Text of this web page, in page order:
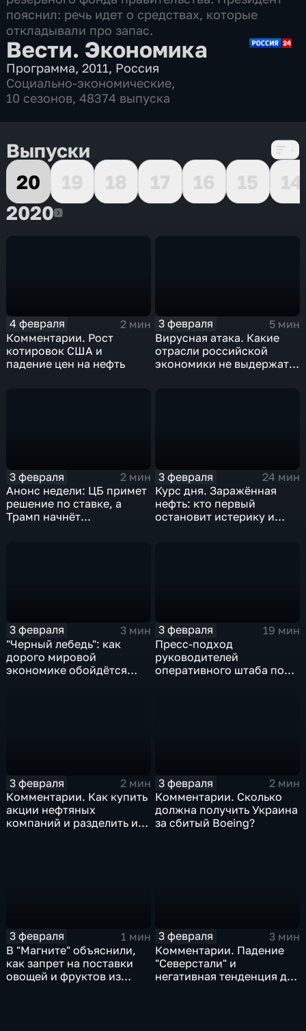
пояснил: речь идет о средствах, которые
откладывали про запас.
Вести. Экономика
Программа,2011, Россия
Социально-экономические,
10 сезонов, 48374 выпуска
Выпуски
20
19 18 17 16 15
14
20202020
4 февраля
2 мин
Комментарии. Рост
котировок США и
падение цен на нефть
3 февраля
5 мин
Вирусная атака. Какие
отрасли российской
экономики не выдержат
3 февраля
2 мин
Анонс недели: ЦБ примет
решение по ставке, а
Трамп начнёт
3 февраля
24 мин
Курс дня. Заражённая
нефть: кто первый
остановит истерику и
3 февраля
3 мин
"Черный лебедь": как
дорого мировой
экономике обойдётся
3 февраля
19 мин
Пресс-подход
руководителей
оперативного штаба по
3 февраля
2 мин
Комментарии. Как купить
акции нефтяных
компаний и разделить их
3 февраля
2 мин
Комментарии. Сколько
должна получить Украина
за сбитый Boeing?
3 февраля
1 мин
В "Магните" объяснили,
как запрет на поставки
овощей и фруктов из
3 февраля
3 мин
Комментарии. Падение
"Северстали" и
негативная тенденция для